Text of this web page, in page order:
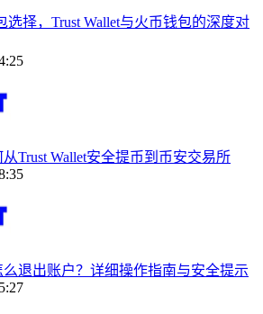
选择，Trust Wallet与火币钱包的深度对
Trust Wallet安全提币到币安交易所
么退出账户？详细操作指南与安全提示